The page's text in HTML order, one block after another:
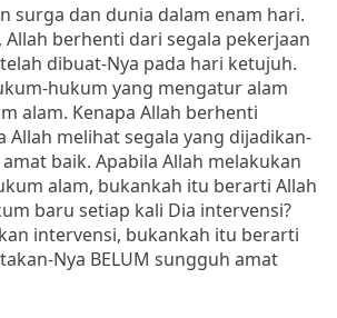
surga dan dunia dalam enam hari.
berhenti dari segala pekerjaan
dibuat-Nya pada hari ketujuh.
hukum yang mengatur alam
alam. Kenapa Allah berhenti
Allah melihat segala yang dijadikan-
baik. Apabila Allah melakukan
alam, bukankah itu berarti Allah
baru setiap kali Dia intervensi?
intervensi, bukankah itu berarti
Nya BELUM sungguh amat